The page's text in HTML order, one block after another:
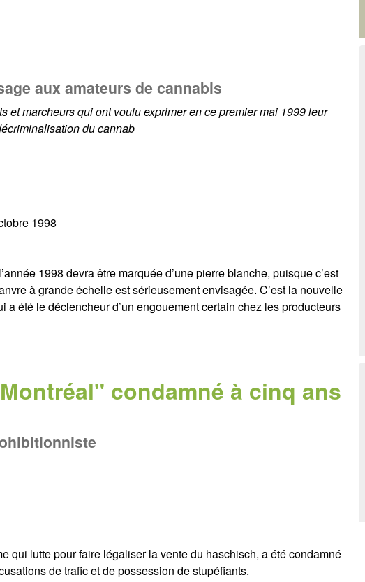
aux amateurs de cannabis
et marcheurs qui ont voulu exprimer en ce premier mai 1999 leur
du cannab
1998
1998 devra être marquée d’une pierre blanche, puisque c’est
à grande échelle est sérieusement envisagée. C’est la nouvelle
été le déclencheur d’un engouement certain chez les producteurs
condamné à cinq ans
qui lutte pour faire légaliser la vente du haschisch, a été condamné
de trafic et de possession de stupéfiants.